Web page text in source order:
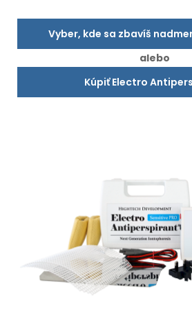
Vyber, kde sa zbavíš
alebo
Kúpiť Electro